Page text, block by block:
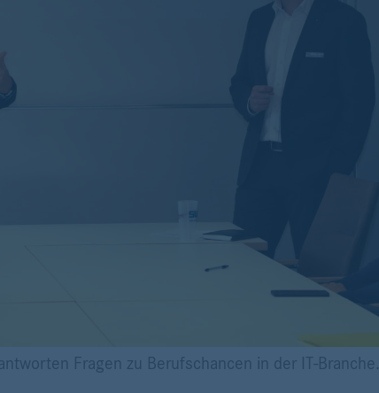
Fragen zu Berufschancen in der IT-Branche.